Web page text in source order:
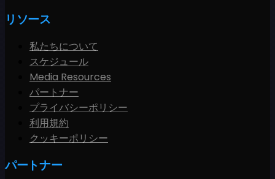
リソース
私たちについて
スケジュール
Media Resources
パートナー
プライバシーポリシー
利用規約
クッキーポリシー
パートナー